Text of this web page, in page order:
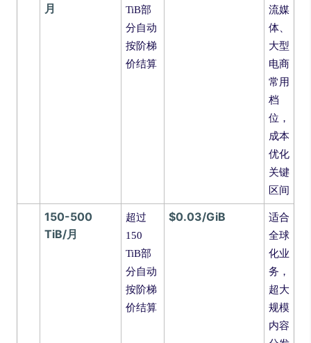
月
TiB部
分自动
按阶梯
价结算
流媒
体、
大型
电商
常用
档
位，
成本
优化
关键
区间
150-500
TiB/月
超过
150
TiB部
分自动
按阶梯
价结算
$0.03/GiB
适合
全球
化业
务，
超大
规模
内容